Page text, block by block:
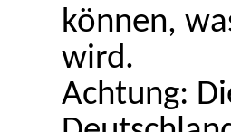
können,
wird.
Achtung: